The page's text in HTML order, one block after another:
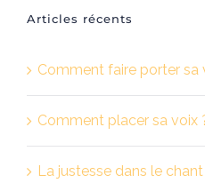
Articles récents
Comment faire porter sa
Comment placer sa voix
La justesse dans le chant